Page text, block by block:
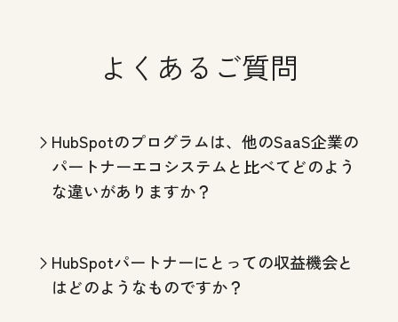
よくあるご質問
HubSpotのプログラムは、他のSaaS企業の
パートナーエコシステムと比べてどのよう
な違いがありますか？
HubSpotパートナーにとっての収益機会と
はどのようなものですか？